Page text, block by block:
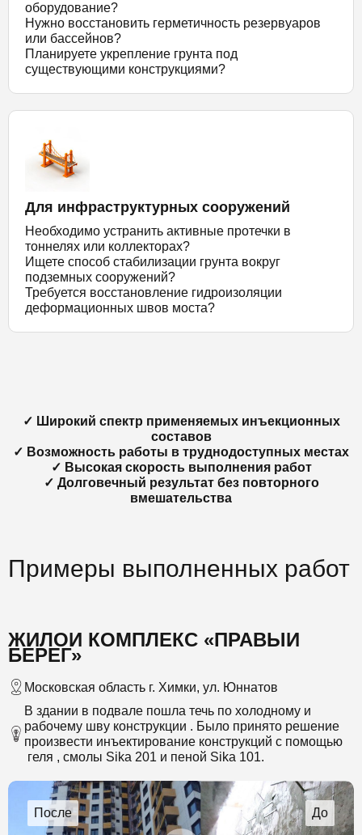
оборудование?
Нужно восстановить герметичность резервуаров
или бассейнов?
Планируете укрепление грунта под
существующими конструкциями?
Для инфраструктурных сооружений
Необходимо устранить активные протечки в
тоннелях или коллекторах?
Ищете способ стабилизации грунта вокруг
подземных сооружений?
Требуется восстановление гидроизоляции
деформационных швов моста?
✓ Широкий спектр применяемых инъекционных
составов
✓ Возможность работы в труднодоступных местах
✓ Высокая скорость выполнения работ
✓ Долговечный результат без повторного
вмешательства
Примеры выполненных работ
ЖИЛОЙ КОМПЛЕКС «ПРАВЫЙ
БЕРЕГ»
Московская область г. Химки, ул. Юннатов
В здании в подвале пошла течь по холодному и
рабочему шву конструкции . Было принято решение
произвести инъектирование конструкций с помощью
геля , смолы Sika 201 и пеной Sika 101.